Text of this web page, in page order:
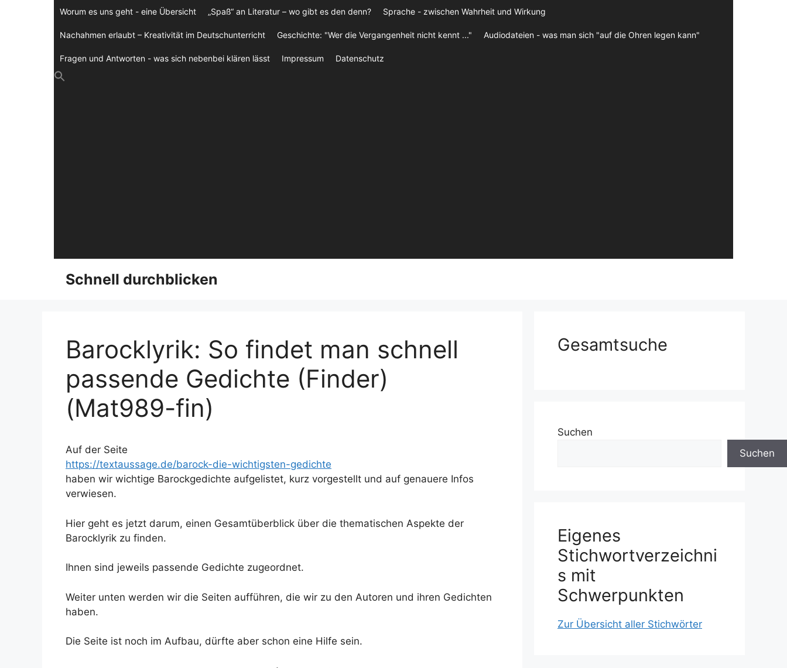
Worum es uns geht - eine Übersicht „Spaß“ an Literatur – wo gibt es den denn? Sprache - zwischen Wahrheit und Wirkung
Nachahmen erlaubt – Kreativität im Deutschunterricht Geschichte: "Wer die Vergangenheit nicht kennt ..." Audiodateien - was man sich "auf die Ohren legen kann"
Fragen und Antworten - was sich nebenbei klären lässt Impressum Datenschutz
Schnell durchblicken
Barocklyrik: So findet man schnell
passende Gedichte (Finder)
(Mat989-fin)
Auf der Seite
https://textaussage.de/barock-die-wichtigsten-gedichte
haben wir wichtige Barockgedichte aufgelistet, kurz vorgestellt und auf genauere Infos
verwiesen.
Hier geht es jetzt darum, einen Gesamtüberblick über die thematischen Aspekte der
Barocklyrik zu finden.
Ihnen sind jeweils passende Gedichte zugeordnet.
Weiter unten werden wir die Seiten aufführen, die wir zu den Autoren und ihren Gedichten
haben.
Die Seite ist noch im Aufbau, dürfte aber schon eine Hilfe sein.
Gesamtsuche
Suchen
Suchen
Eigenes
Stichwortverzeichni
s mit
Schwerpunkten
Zur Übersicht aller Stichwörter